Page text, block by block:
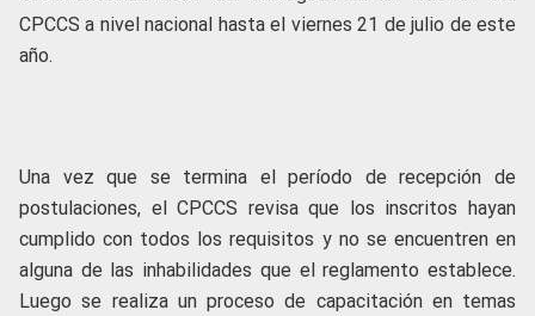
CPCCS a nivel nacional hasta el viernes 21 de julio de este
año.
Una vez que se termina el período de recepción de
postulaciones, el CPCCS revisa que los inscritos hayan
cumplido con todos los requisitos y no se encuentren en
alguna de las inhabilidades que el reglamento establece.
Luego se realiza un proceso de capacitación en temas